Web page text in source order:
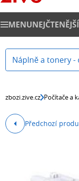
MENUNEJČTENĚJŠÍ
Náplně a tonery
zbozi.zive.cz Počítače a
Předchozí